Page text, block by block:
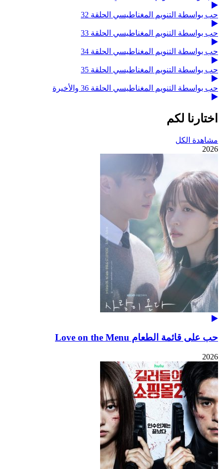
حب بواسطة التنويم المغناطيسي الحلقة 32
حب بواسطة التنويم المغناطيسي الحلقة 33
حب بواسطة التنويم المغناطيسي الحلقة 34
حب بواسطة التنويم المغناطيسي الحلقة 35
حب بواسطة التنويم المغناطيسي الحلقة 36 والأخيرة
اختارنا لكم
مشاهدة الكل
2026
حب على قائمة الطعام Love on the Menu
2026